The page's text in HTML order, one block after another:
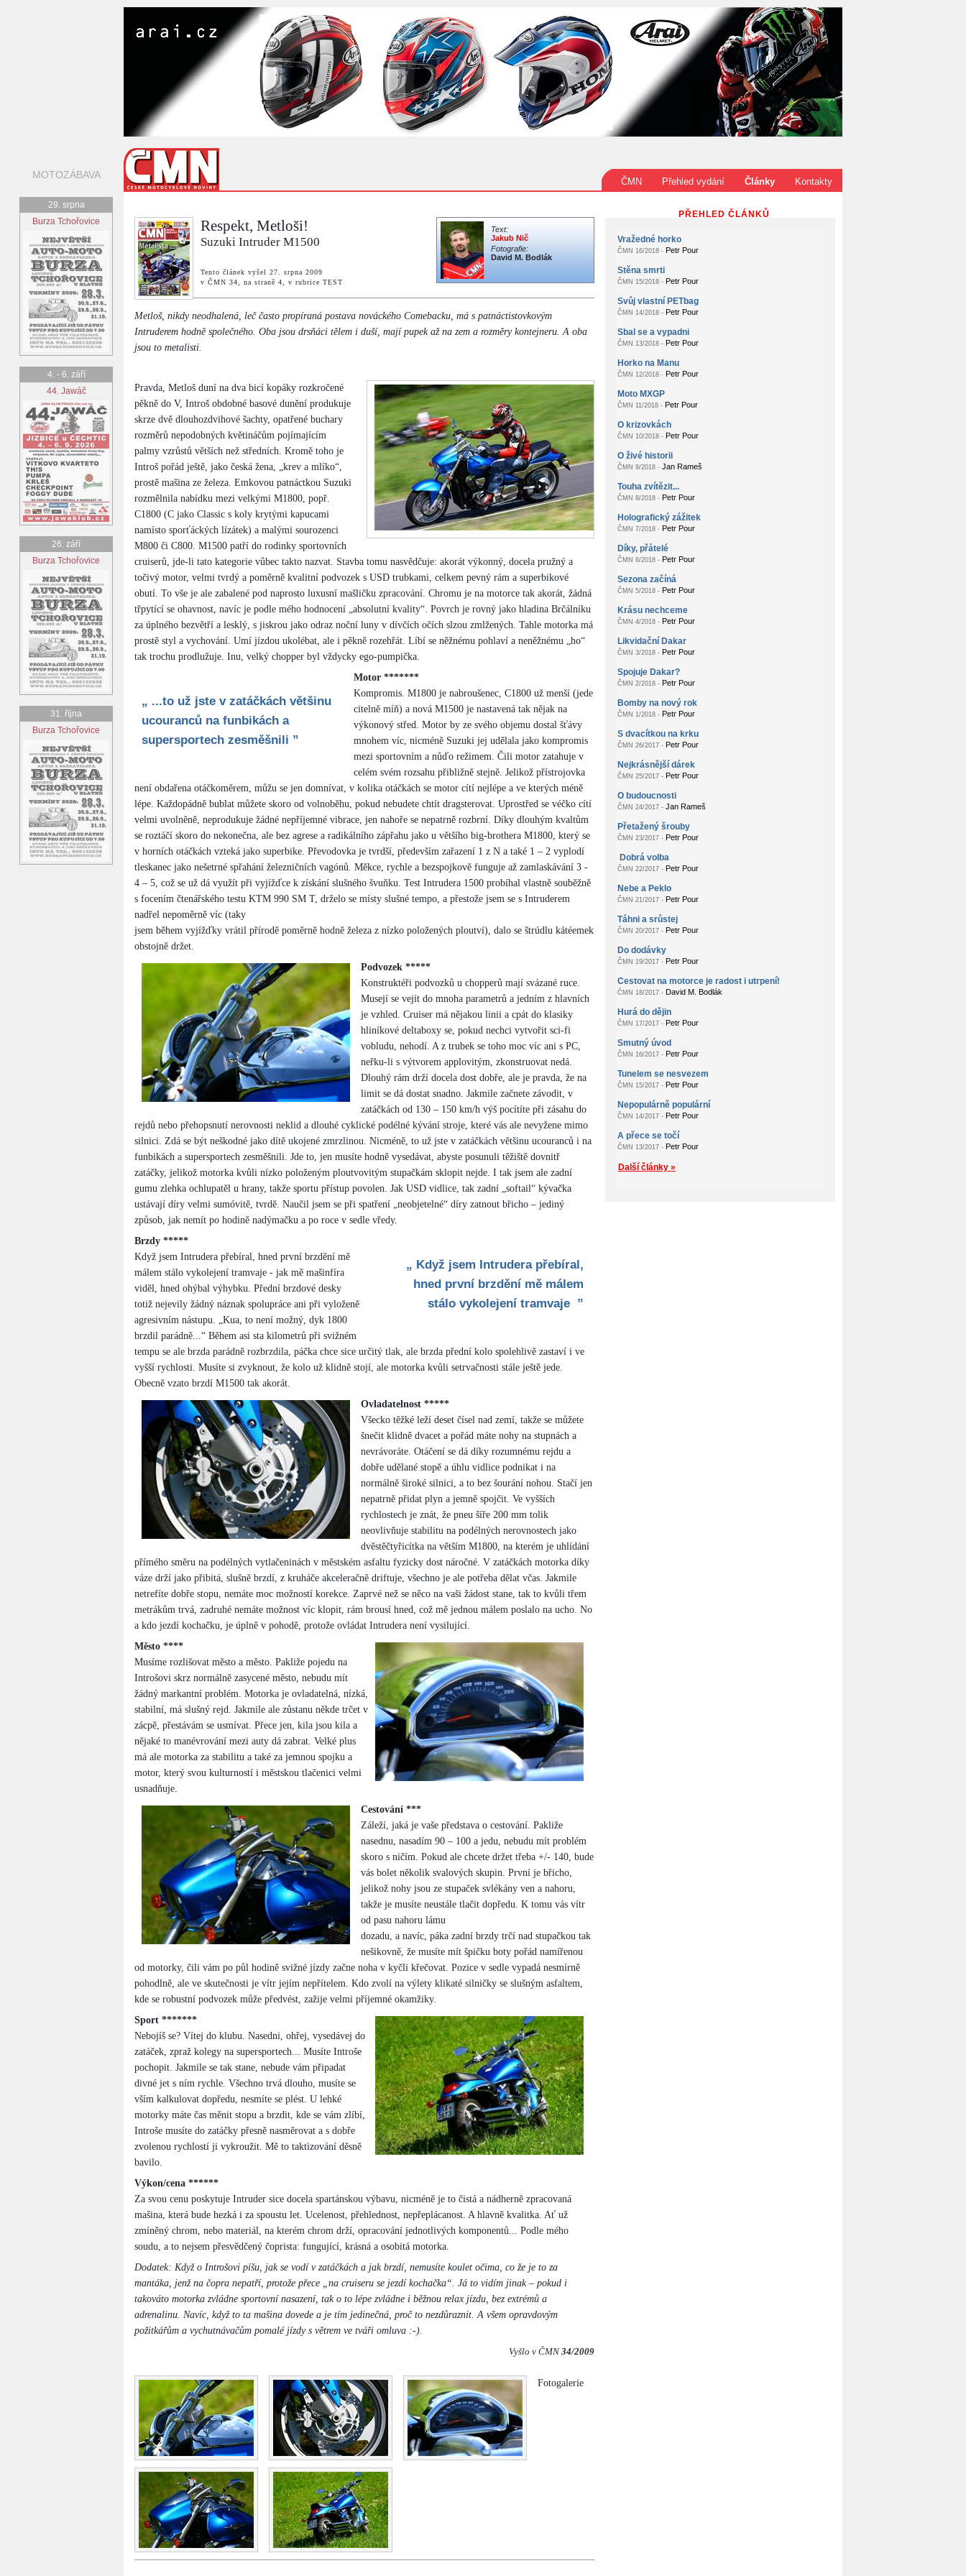
ČMN Přehled vydání Články Kontakty
Text:
Jakub Nič
Fotografie:
David M. Bodlák
Respekt, Metloši!
Suzuki Intruder M1500
Tento článek vyšel 27. srpna 2009
v ČMN 34, na straně 4, v rubrice TEST
Metloš, nikdy neodhalená, leč často propíraná postava nováckého Comebacku, má s patnáctistovkovým
Intruderem hodně společného. Oba jsou drsňáci tělem i duší, mají pupek až na zem a rozměry kontejneru. A oba
jsou to metalisti.
Pravda, Metloš duní na dva bicí kopáky rozkročené
pěkně do V, Introš obdobné basové dunění produkuje
skrze dvě dlouhozdvihové šachty, opatřené buchary
rozměrů nepodobných květináčům pojímajícím
palmy vzrůstů větších než středních. Kromě toho je
Introš pořád ještě, jako česká žena, „krev a mlíko“,
prostě mašina ze železa. Emkovou patnáctkou Suzuki
rozmělnila nabídku mezi velkými M1800, popř.
C1800 (C jako Classic s koly krytými kapucami
namísto sporťáckých lízátek) a malými sourozenci
M800 či C800. M1500 patří do rodinky sportovních
cruiserů, jde-li tato kategorie vůbec takto nazvat. Stavba tomu nasvědčuje: akorát výkonný, docela pružný a
točivý motor, velmi tvrdý a poměrně kvalitní podvozek s USD trubkami, celkem pevný rám a superbikové
obutí. To vše je ale zabalené pod naprosto luxusní mašličku zpracování. Chromu je na motorce tak akorát, žádná
třpytící se ohavnost, navíc je podle mého hodnocení „absolutní kvality“. Povrch je rovný jako hladina Brčálníku
za úplného bezvětří a lesklý, s jiskrou jako odraz noční luny v dívčích očích slzou zmlžených. Tahle motorka má
prostě styl a vychování. Umí jízdou ukolébat, ale i pěkně rozehřát. Líbí se něžnému pohlaví a neněžnému „ho“
tak trochu prodlužuje. Inu, velký chopper byl vždycky ego-pumpička.
„ ...to už jste v zatáčkách většinu
ucouranců na funbikách a
supersportech zesměšnili ”
Motor *******
Kompromis. M1800 je nabroušenec, C1800 už menší (jede
citelně míň) a nová M1500 je nastavená tak nějak na
výkonový střed. Motor by ze svého objemu dostal šťávy
mnohem víc, nicméně Suzuki jej udělala jako kompromis
mezi sportovním a nůďo režimem. Čili motor zatahuje v
celém svém rozsahu přibližně stejně. Jelikož přístrojovka
není obdařena otáčkoměrem, můžu se jen domnívat, v kolika otáčkách se motor cítí nejlépe a ve kterých méně
lépe. Každopádně bublat můžete skoro od volnoběhu, pokud nebudete chtít dragsterovat. Uprostřed se véčko cítí
velmi uvolněně, neprodukuje žádné nepříjemné vibrace, jen nahoře se nepatrně rozbrní. Díky dlouhým kvaltům
se roztáčí skoro do nekonečna, ale bez agrese a radikálního zápřahu jako u většího big-brothera M1800, který se
v horních otáčkách vzteká jako superbike. Převodovka je tvrdší, především zařazení 1 z N a také 1 – 2 vyplodí
tleskanec jako nešetrné spřahání železničních vagónů. Měkce, rychle a bezspojkově funguje až zamlaskávání 3 -
4 – 5, což se už dá využít při vyjížďce k získání slušného švuňku. Test Intrudera 1500 probíhal vlastně souběžně
s focením čtenářského testu KTM 990 SM T, drželo se místy slušné tempo, a přestože jsem se s Intruderem
nadřel nepoměrně víc (taky
jsem během vyjížďky vrátil přírodě poměrně hodně železa z nízko položených ploutví), dalo se štrúdlu kátéemek
obstojně držet.
Podvozek *****
Konstruktéři podvozků u chopperů mají svázané ruce.
Musejí se vejít do mnoha parametrů a jedním z hlavních
je vzhled. Cruiser má nějakou linii a cpát do klasiky
hliníkové deltaboxy se, pokud nechci vytvořit sci-fi
vobludu, nehodí. A z trubek se toho moc víc ani s PC,
neřku-li s výtvorem applovitým, zkonstruovat nedá.
Dlouhý rám drží docela dost dobře, ale je pravda, že na
limit se dá dostat snadno. Jakmile začnete závodit, v
zatáčkách od 130 – 150 km/h výš pocítíte při zásahu do
rejdů nebo přehopsnutí nerovnosti neklid a dlouhé cyklické podélné kývání stroje, které vás ale nevyžene mimo
silnici. Zdá se být neškodné jako dítě ukojené zmrzlinou. Nicméně, to už jste v zatáčkách většinu ucouranců i na
funbikách a supersportech zesměšnili. Jde to, jen musíte hodně vysedávat, abyste posunuli těžiště dovnitř
zatáčky, jelikož motorka kvůli nízko položeným ploutvovitým stupačkám sklopit nejde. I tak jsem ale zadní
gumu zlehka ochlupatěl u hrany, takže sportu přístup povolen. Jak USD vidlice, tak zadní „softail“ kývačka
ustávají díry velmi sumóvitě, tvrdě. Naučil jsem se při spatření „neobjetelné“ díry zatnout břicho – jediný
způsob, jak nemít po hodině nadýmačku a po roce v sedle vředy.
„ Když jsem Intrudera přebíral,
hned první brzdění mě málem
stálo vykolejení tramvaje ”
Brzdy *****
Když jsem Intrudera přebíral, hned první brzdění mě
málem stálo vykolejení tramvaje - jak mě mašinfíra
viděl, hned ohýbal výhybku. Přední brzdové desky
totiž nejevily žádný náznak spolupráce ani při vyloženě
agresivním nástupu. „Kua, to není možný, dyk 1800
brzdil parádně...“ Během asi sta kilometrů při svižném
tempu se ale brzda parádně rozbrzdila, páčka chce sice určitý tlak, ale brzda přední kolo spolehlivě zastaví i ve
vyšší rychlosti. Musíte si zvyknout, že kolo už klidně stojí, ale motorka kvůli setrvačnosti stále ještě jede.
Obecně vzato brzdí M1500 tak akorát.
Ovladatelnost *****
Všecko těžké leží deset čísel nad zemí, takže se můžete
šnečit klidně dvacet a pořád máte nohy na stupnách a
nevrávoráte. Otáčení se dá díky rozumnému rejdu a
dobře udělané stopě a úhlu vidlice podnikat i na
normálně široké silnici, a to bez šourání nohou. Stačí jen
nepatrně přidat plyn a jemně spojčit. Ve vyšších
rychlostech je znát, že pneu šíře 200 mm tolik
neovlivňuje stabilitu na podélných nerovnostech jako
dvěstěčtyřicítka na větším M1800, na kterém je uhlídání
přímého směru na podélných vytlačeninách v městském asfaltu fyzicky dost náročné. V zatáčkách motorka díky
váze drží jako přibitá, slušně brzdí, z kruháče akceleračně driftuje, všechno je ale potřeba dělat včas. Jakmile
netrefíte dobře stopu, nemáte moc možností korekce. Zaprvé než se něco na vaši žádost stane, tak to kvůli třem
metrákům trvá, zadruhé nemáte možnost víc klopit, rám brousí hned, což mě jednou málem poslalo na ucho. No
a kdo jezdí kochačku, je úplně v pohodě, protože ovládat Intrudera není vysilující.
Město ****
Musíme rozlišovat město a město. Pakliže pojedu na
Introšovi skrz normálně zasycené město, nebudu mít
žádný markantní problém. Motorka je ovladatelná, nízká,
stabilní, má slušný rejd. Jakmile ale zůstanu někde trčet v
zácpě, přestávám se usmívat. Přece jen, kila jsou kila a
nějaké to manévrování mezi auty dá zabrat. Velké plus
má ale motorka za stabilitu a také za jemnou spojku a
motor, který svou kulturností i městskou tlačenici velmi
usnadňuje.
Cestování ***
Záleží, jaká je vaše představa o cestování. Pakliže
nasednu, nasadím 90 – 100 a jedu, nebudu mít problém
skoro s ničím. Pokud ale chcete držet třeba +/- 140, bude
vás bolet několik svalových skupin. První je břicho,
jelikož nohy jsou ze stupaček svlékány ven a nahoru,
takže je musíte neustále tlačit dopředu. K tomu vás vítr
od pasu nahoru lámu
dozadu, a navíc, páka zadní brzdy trčí nad stupačkou tak
nešikovně, že musíte mít špičku boty pořád namířenou
od motorky, čili vám po půl hodině svižné jízdy začne noha v kyčli křečovat. Pozice v sedle vypadá nesmírně
pohodlně, ale ve skutečnosti je vítr jejím nepřítelem. Kdo zvolí na výlety klikaté silničky se slušným asfaltem,
kde se robustní podvozek může předvést, zažije velmi příjemné okamžiky.
Sport *******
Nebojíš se? Vítej do klubu. Nasedni, ohřej, vysedávej do
zatáček, zpraž kolegy na supersportech... Musíte Introše
pochopit. Jakmile se tak stane, nebude vám připadat
divné jet s ním rychle. Všechno trvá dlouho, musíte se
vším kalkulovat dopředu, nesmíte se plést. U lehké
motorky máte čas měnit stopu a brzdit, kde se vám zlíbí,
Introše musíte do zatáčky přesně nasměrovat a s dobře
zvolenou rychlostí ji vykroužit. Mě to taktizování děsně
bavilo.
Výkon/cena ******
Za svou cenu poskytuje Intruder sice docela spartánskou výbavu, nicméně je to čistá a nádherně zpracovaná
mašina, která bude hezká i za spoustu let. Ucelenost, přehlednost, nepřeplácanost. A hlavně kvalitka. Ať už
zmíněný chrom, nebo materiál, na kterém chrom drží, opracování jednotlivých komponentů... Podle mého
soudu, a to nejsem přesvědčený čoprista: fungující, krásná a osobitá motorka.
Dodatek: Když o Introšovi píšu, jak se vodí v zatáčkách a jak brzdí, nemusíte koulet očima, co že je to za
mantáka, jenž na čopra nepatří, protože přece „na cruiseru se jezdí kochačka“. Já to vidím jinak – pokud i
takováto motorka zvládne sportovní nasazení, tak o to lépe zvládne i běžnou relax jízdu, bez extrémů a
adrenalinu. Navíc, když to ta mašina dovede a je tím jedinečná, proč to nezdůraznit. A všem opravdovým
požitkářům a vychutnávačům pomalé jízdy s větrem ve tváři omluva :-).
Vyšlo v ČMN 34/2009
Fotogalerie
PŘEHLED ČLÁNKŮ
Vražedné horko
ČMN 16/2018 - Petr Pour
Stěna smrti
ČMN 15/2018 - Petr Pour
Svůj vlastní PETbag
ČMN 14/2018 - Petr Pour
Sbal se a vypadni
ČMN 13/2018 - Petr Pour
Horko na Manu
ČMN 12/2018 - Petr Pour
Moto MXGP
ČMN 11/2018 - Petr Pour
O krizovkách
ČMN 10/2018 - Petr Pour
O živé historii
ČMN 9/2018 - Jan Rameš
Touha zvítězit...
ČMN 8/2018 - Petr Pour
Holografický zážitek
ČMN 7/2018 - Petr Pour
Díky, přátelé
ČMN 6/2018 - Petr Pour
Sezona začíná
ČMN 5/2018 - Petr Pour
Krásu nechceme
ČMN 4/2018 - Petr Pour
Likvidační Dakar
ČMN 3/2018 - Petr Pour
Spojuje Dakar?
ČMN 2/2018 - Petr Pour
Bomby na nový rok
ČMN 1/2018 - Petr Pour
S dvacítkou na krku
ČMN 26/2017 - Petr Pour
Nejkrásnější dárek
ČMN 25/2017 - Petr Pour
O budoucnosti
ČMN 24/2017 - Jan Rameš
Přetažený šrouby
ČMN 23/2017 - Petr Pour
Dobrá volba
ČMN 22/2017 - Petr Pour
Nebe a Peklo
ČMN 21/2017 - Petr Pour
Táhni a srůstej
ČMN 20/2017 - Petr Pour
Do dodávky
ČMN 19/2017 - Petr Pour
Cestovat na motorce je radost i utrpení!
ČMN 18/2017 - David M. Bodlák
Hurá do dějin
ČMN 17/2017 - Petr Pour
Smutný úvod
ČMN 16/2017 - Petr Pour
Tunelem se nesvezem
ČMN 15/2017 - Petr Pour
Nepopulárně populární
ČMN 14/2017 - Petr Pour
A přece se točí
ČMN 13/2017 - Petr Pour
Další články »
MOTOZÁBAVA
29. srpna
Burza Tchořovice
4. - 6. září
44. Jawáč
26. září
Burza Tchořovice
31. října
Burza Tchořovice